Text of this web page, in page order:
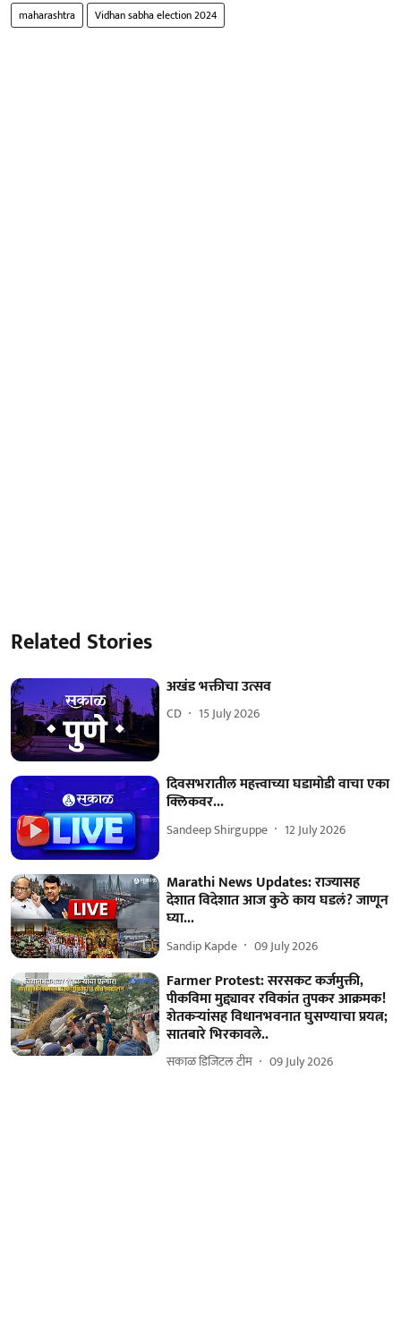
maharashtra Vidhan sabha election 2024
Related Stories
अखंड भक्तीचा उत्सव
CD 15 July 2026
दिवसभरातील महत्त्वाच्या घडामोडी वाचा एका
क्लिकवर...
Sandeep Shirguppe 12 July 2026
Marathi News Updates: राज्यासह
देशात विदेशात आज कुठे काय घडलं? जाणून
घ्या...
Sandip Kapde 09 July 2026
Farmer Protest: सरसकट कर्जमुक्ती,
पीकविमा मुद्द्यावर रविकांत तुपकर आक्रमक!
शेतकऱ्यांसह विधानभवनात घुसण्याचा प्रयत्न;
सातबारे भिरकावले..
सकाळ डिजिटल टीम 09 July 2026